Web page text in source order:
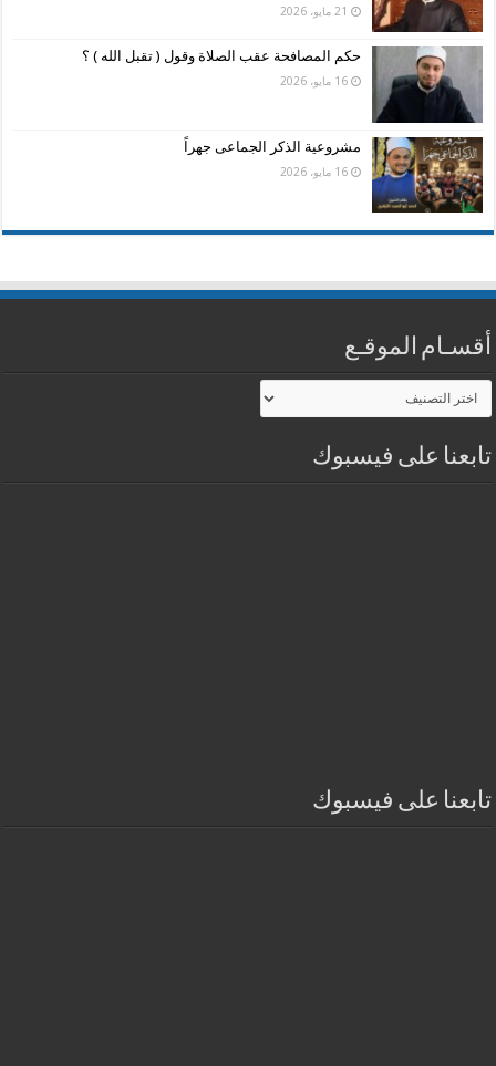
21 مايو، 2026
حكم المصافحة عقب الصلاة وقول ( تقبل الله ) ؟
16 مايو، 2026
مشروعية الذكر الجماعى جهراً
16 مايو، 2026
أقسـام الموقـع
أقسـام
الموقـع
تابعنا على فيسبوك
تابعنا على فيسبوك